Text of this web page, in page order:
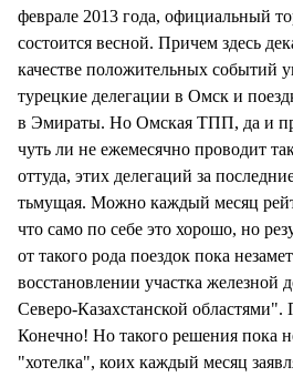
феврале 2013 года, официальный
состоится весной. Причем здесь
качестве положительных событий
турецкие делегации в Омск и
в Эмираты. Но Омская ТПП, да и
чуть ли не ежемесячно проводит
оттуда, этих делегаций за
тьмущая. Можно каждый месяц
что само по себе это хорошо, но
от такого рода поездок пока
восстановлении участка
Северо-Казахстанской
Конечно! Но такого решения пока
"хотелка", коих каждый месяц